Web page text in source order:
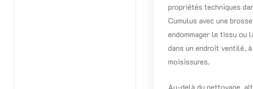
propriétés techniques
Cumulus avec une
endommager le tissu ou
dans un endroit ventilé,
moisissures.
Au-delà du nettoyage,